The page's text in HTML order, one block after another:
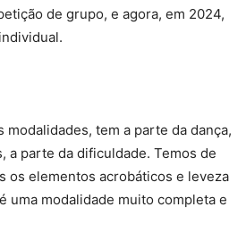
de grupo, e agora, em 2024,
modalidades, tem a parte da dança,
a parte da dificuldade. Temos de
os elementos acrobáticos e leveza
uma modalidade muito completa e